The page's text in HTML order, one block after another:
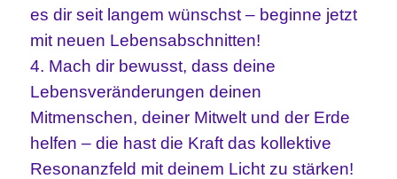
es dir seit langem wünschst – beginne jetzt
mit neuen Lebensabschnitten!
4. Mach dir bewusst, dass deine
Lebensveränderungen deinen
Mitmenschen, deiner Mitwelt und der Erde
helfen – die hast die Kraft das kollektive
Resonanzfeld mit deinem Licht zu stärken!